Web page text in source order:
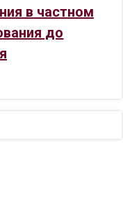
в частном
до